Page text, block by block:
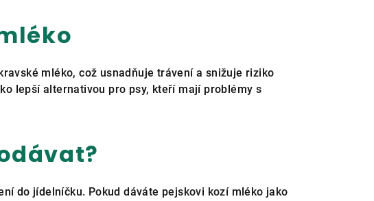
mléko, což usnadňuje trávení a snižuje riziko
lepší alternativou pro psy, kteří mají problémy s
do jídelníčku. Pokud dáváte pejskovi kozí mléko jako